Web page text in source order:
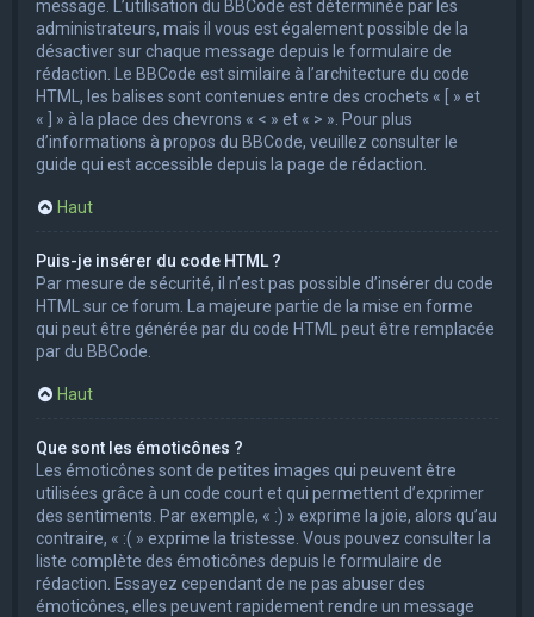
message. L’utilisation du BBCode est déterminée par les
administrateurs, mais il vous est également possible de la
désactiver sur chaque message depuis le formulaire de
rédaction. Le BBCode est similaire à l’architecture du code
HTML, les balises sont contenues entre des crochets « [ » et
« ] » à la place des chevrons « < » et « > ». Pour plus
d’informations à propos du BBCode, veuillez consulter le
guide qui est accessible depuis la page de rédaction.
Haut
Puis-je insérer du code HTML ?
Par mesure de sécurité, il n’est pas possible d’insérer du code
HTML sur ce forum. La majeure partie de la mise en forme
qui peut être générée par du code HTML peut être remplacée
par du BBCode.
Haut
Que sont les émoticônes ?
Les émoticônes sont de petites images qui peuvent être
utilisées grâce à un code court et qui permettent d’exprimer
des sentiments. Par exemple, « :) » exprime la joie, alors qu’au
contraire, « :( » exprime la tristesse. Vous pouvez consulter la
liste complète des émoticônes depuis le formulaire de
rédaction. Essayez cependant de ne pas abuser des
émoticônes, elles peuvent rapidement rendre un message